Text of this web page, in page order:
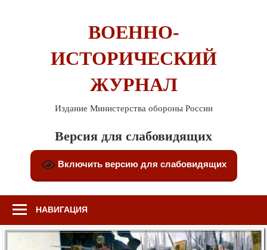
ВОЕННО-
ИСТОРИЧЕСКИЙ
ЖУРНАЛ
Издание Министерства обороны России
Версия для слабовидящих
Включить версию для слабовидящих
НАВИГАЦИЯ